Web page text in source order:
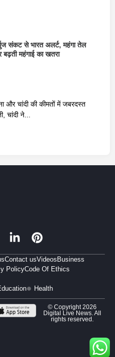
संकट से भारत अलर्ट, महंगा तेल
महंगाई का खतरा
और चांदी की कीमतों में जबरदस्त
चांदी ने...
Contact usVideos Business
PolicyCode Of Ethics
Health
© Copyright 2026
Digital Live News. All
rights reserved.